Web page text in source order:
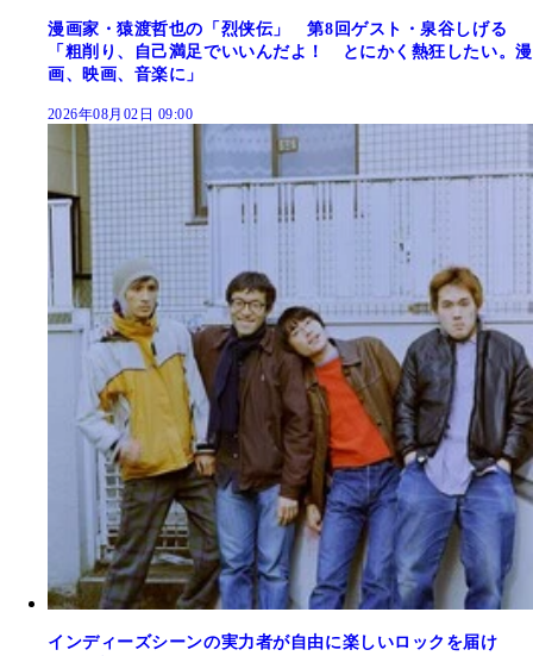
漫画家・猿渡哲也の「烈侠伝」 第8回ゲスト・泉谷しげる
「粗削り、自己満足でいいんだよ！ とにかく熱狂したい。漫
画、映画、音楽に」
2026年08月02日 09:00
インディーズシーンの実力者が自由に楽しいロックを届け